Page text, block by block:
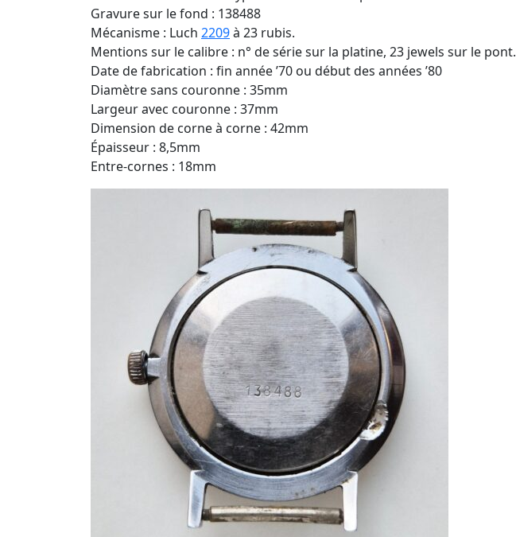
Gravure sur le fond : 138488
Mécanisme : Luch 2209à 23 rubis.
Mentions sur le calibre : n° de série sur la platine, 23 jewels sur le pont.
Date de fabrication : fin année ’70 ou début des années ’80
Diamètre sans couronne : 35mm
Largeur avec couronne : 37mm
Dimension de corne à corne : 42mm
Épaisseur : 8,5mm
Entre-cornes : 18mm